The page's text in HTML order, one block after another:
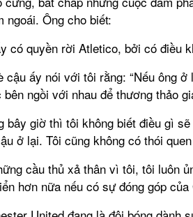
ngoái. Ông cho biết:
có quyền rời Atletico, bởi có điều
cậu ấy nói với tôi rằng: “Nếu ông
bên ngồi với nhau để thương thảo
bây giờ thì tôi không biết điều gì
ở lại. Tôi cũng không có thói
cầu thủ xả thân vì tôi, tôi luôn
hơn nữa nếu có sự đóng góp của